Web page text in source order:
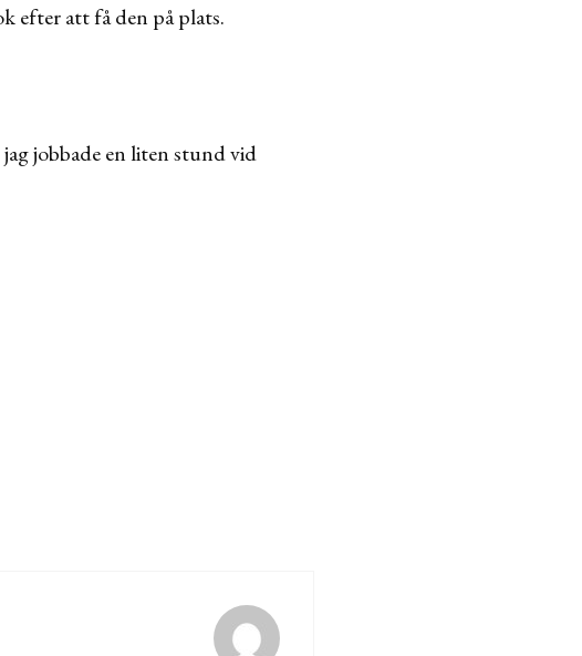
efter att få den på plats.
jobbade en liten stund vid